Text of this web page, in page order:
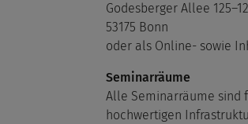
Godesberger Allee
53175 Bonn
oder als Online- sowie
Seminarräume
Alle Seminarräume
hochwertigen